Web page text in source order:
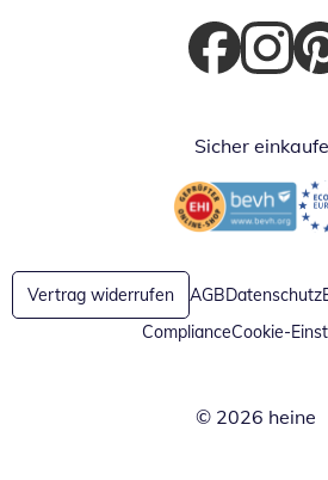
Öffnet in neuem
Öffnet in
Sicher
Öffnet in neuem
Vertrag widerrufen AGBDatenschutz
ComplianceCookie-
© 2026 heine